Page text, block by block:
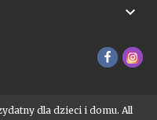

dla dzieci i domu. All